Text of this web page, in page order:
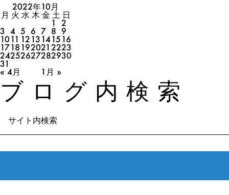
2022年10月
月 火 水 木 金 土 日
« 4月 1月 »
1 2
3 4 5 6 7 8 9
1011 1213141516
17181920212223
24252627282930
31
ブログ内検索